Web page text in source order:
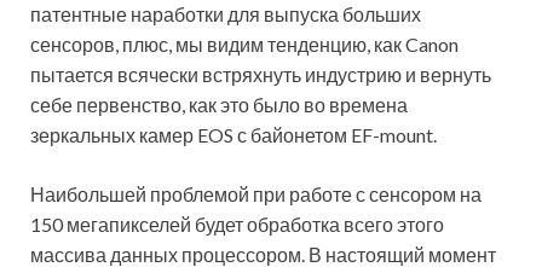
патентные наработки для выпуска больших
сенсоров, плюс, мы видим тенденцию, как Canon
пытается всячески встряхнуть индустрию и вернуть
себе первенство, как это было во времена
зеркальных камер EOS с байонетом EF-mount.
Наибольшей проблемой при работе с сенсором на
150 мегапикселей будет обработка всего этого
массива данных процессором. В настоящий момент